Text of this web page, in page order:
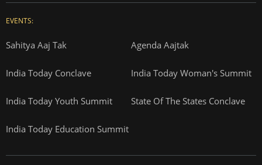
EVENTS:
Sahitya Aaj Tak Agenda Aajtak
India Today Conclave India Today Woman's Summit
India Today Youth Summit State Of The States Conclave
India Today Education Summit